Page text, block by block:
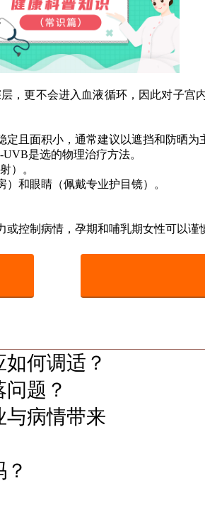
更不会进入血液循环，因此对子宫
且面积小，通常建议以遮挡和防晒为
是选的物理治疗方法。
）。
和眼睛（佩戴专业护目镜）。
制病情，孕期和哺乳期女性可以谨
何调适？
题？
与病情带来